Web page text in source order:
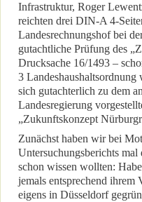
Infrastruktur, Roger
reichten drei DIN-A 4-
Landesrechnungshof bei
gutachtliche Prüfung des
Drucksache 16/1493 –
3 Landeshaushaltsordnung
sich gutachterlich zu dem
Landesregierung
„Zukunftskonzept
Zunächst haben wir bei
Untersuchungsberichts
schon wissen wollten:
jemals entsprechend ihrem
eigens in Düsseldorf